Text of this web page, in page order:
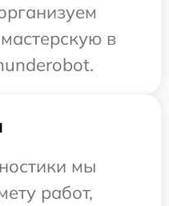
в
мы
работ,